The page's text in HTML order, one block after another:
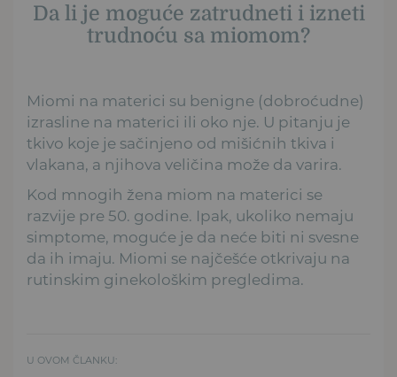
Da li je moguće zatrudneti i izneti
trudnoću sa miomom?
Miomi na materici su benigne (dobroćudne)
izrasline na materici ili oko nje. U pitanju je
tkivo koje je sačinjeno od mišićnih tkiva i
vlakana, a njihova veličina može da varira.
Kod mnogih žena miom na materici se
razvije pre 50. godine. Ipak, ukoliko nemaju
simptome, moguće je da neće biti ni svesne
da ih imaju. Miomi se najčešće otkrivaju na
rutinskim ginekološkim pregledima.
U OVOM ČLANKU: